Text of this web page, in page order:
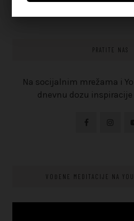
PRATITE NAS
Na socijalnim mrežama i
dnevnu dozu
VOĐENE MEDITACIJE NA